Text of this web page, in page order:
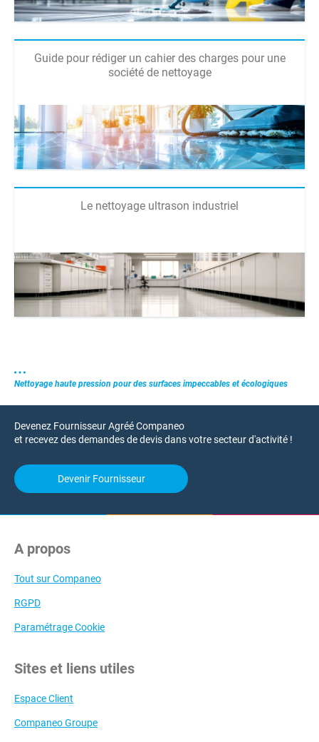
Guide pour rédiger un cahier des charges pour une
société de nettoyage
Le nettoyage ultrason industriel
Nettoyage haute pression pour des surfaces impeccables et écologiques
Devenez Fournisseur Agréé Companeo
et recevez des demandes de devis dans votre secteur d'activité !
Devenir Fournisseur
A propos
Tout sur Companeo
RGPD
Paramétrage Cookie
Sites et liens utiles
Espace Client
Companeo Groupe